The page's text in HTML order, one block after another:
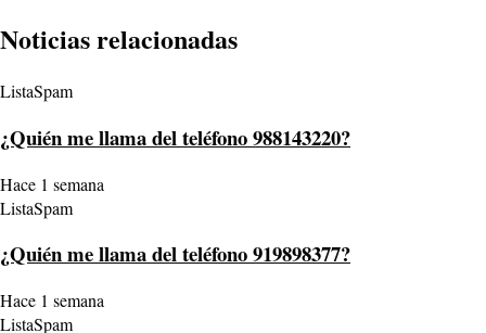
Noticias relacionadas
ListaSpam
¿Quién me llama del teléfono 988143220?
Hace 1 semana
ListaSpam
¿Quién me llama del teléfono 919898377?
Hace 1 semana
ListaSpam